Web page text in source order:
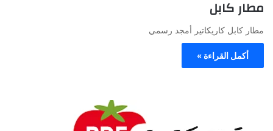
مطار كابل
مطار كابل كاريكاتير أمجد رسمي
أكمل القراءة »